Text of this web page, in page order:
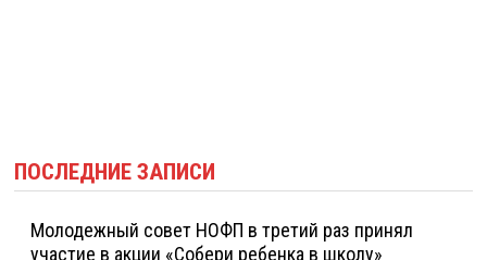
ПОСЛЕДНИЕ ЗАПИСИ
Молодежный совет НОФП в третий раз принял
участие в акции «Собери ребенка в школу»